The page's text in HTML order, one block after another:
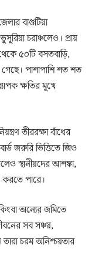
বাগুটিয়া
চরাঞ্চলেও। প্রায়
৫০টি বসতবাড়ি,
গেছে। পাশাপাশি শত শত
ক্ষতির মুখে
তীররক্ষা বাঁধের
জরুরি ভিত্তিতে জিও
স্থানীয়দের আশঙ্কা,
করতে পারে।
অন্যের জমিতে
সব সঞ্চয়,
তারা চরম অনিশ্চয়তার